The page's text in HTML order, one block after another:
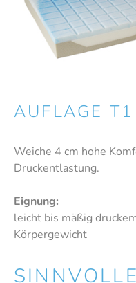
AUFLAGE T1
Weiche 4 cm hohe
Druckentlastung.
Eignung:
leicht bis mäßig
Körpergewicht
SINNVOLLE